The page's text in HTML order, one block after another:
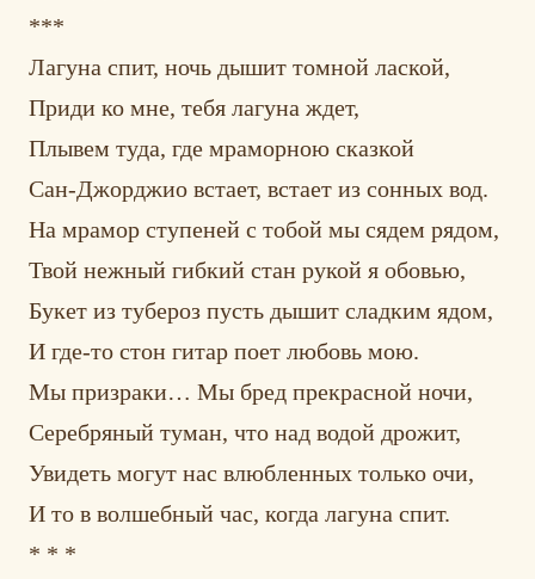
***
Лагуна спит, ночь дышит томной лаской,
Приди ко мне, тебя лагуна ждет,
Плывем туда, где мраморною сказкой
Сан-Джорджио встает, встает из сонных вод.
На мрамор ступеней с тобой мы сядем рядом,
Твой нежный гибкий стан рукой я обовью,
Букет из тубероз пусть дышит сладким ядом,
И где-то стон гитар поет любовь мою.
Мы призраки… Мы бред прекрасной ночи,
Серебряный туман, что над водой дрожит,
Увидеть могут нас влюбленных только очи,
И то в волшебный час, когда лагуна спит.
* * *